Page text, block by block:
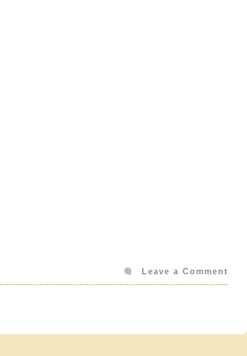
Leave a Comment